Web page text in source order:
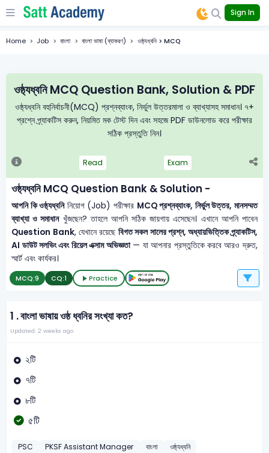
Sign In
Home Job বাংলা বাংলা ভাষা (ব্যাকরণ) ওষ্ঠ্যধ্বনি > MCQ
ওষ্ঠ্যধ্বনি MCQ Question Bank, Solution & PDF
ওষ্ঠ্যধ্বনি বহুনির্বাচনী(MCQ) প্রশ্নব্যাংক, নির্ভুল উত্তরমালা ও ব্যাখ্যাসহ সমাধান। ৭+
প্রশ্নে প্র্যাকটিস করুন, নিয়মিত মক টেস্ট দিন এবং সহজে PDF ডাউনলোড করে পরীক্ষার
সঠিক প্রস্তুতি নিন।
Read Exam
ওষ্ঠ্যধ্বনি MCQ Question Bank & Solution -
আপনি কি ওষ্ঠ্যধ্বনিনিয়োগ (Job) পরীক্ষার MCQ প্রশ্নব্যাংক, নির্ভুল উত্তর, মানসম্মত
ব্যাখ্যা ও সমাধানখুঁজছেন? তাহলে আপনি সঠিক জায়গায় এসেছেন। এখানে আপনি পাবেন
Question Bank, যেখানে রয়েছে বিগত সকল সালের প্রশ্ন, অধ্যায়ভিত্তিক প্র্যাকটিস,
AI ডাউট সলভিং এবং রিয়েল এক্সাম অভিজ্ঞতা— যা আপনার প্রস্তুতিকে করবে আরও দ্রুত,
স্মার্ট এবং কার্যকর।
MCQ:9 CQ:1 Practice
1 .বাংলা ভাষায় ওষ্ঠ ধ্বনির সংখ্যা কত?
Updated: 2 weeks ago
২টি
৭টি
৮টি
৫টি
PSC PKSF Assistant Manager বাংলা ওষ্ঠ্যধ্বনি